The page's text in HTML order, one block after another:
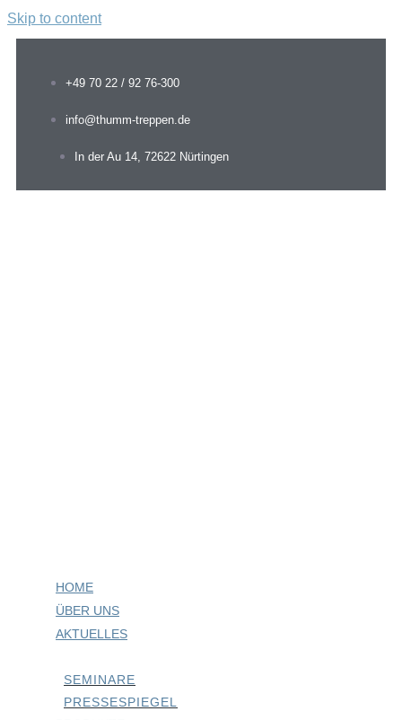
Skip to content
+49 70 22 / 92 76-300
info@thumm-treppen.de
In der Au 14, 72622 Nürtingen
HOME
ÜBER UNS
AKTUELLES
SEMINARE
PRESSESPIEGEL